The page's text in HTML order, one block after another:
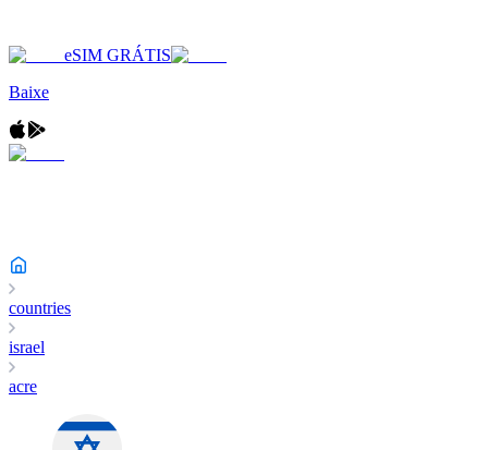
eSIM GRÁTIS
Baixe
countries
israel
acre